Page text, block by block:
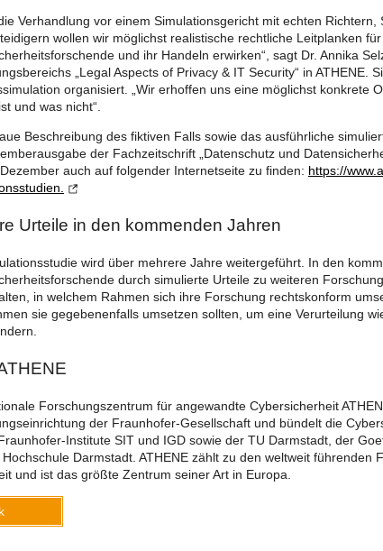
die Verhandlung vor einem Simulationsgericht mit echten Richtern,
wollen wir möglichst realistische rechtliche Leitplanken für
und ihr Handeln erwirken“, sagt Dr. Annika
„Legal Aspects of Privacy & IT Security“ in ATHENE.
organisiert. „Wir erhoffen uns eine möglichst konkrete
und was nicht“.
Beschreibung des fiktiven Falls sowie das ausführliche
der Fachzeitschrift „Datenschutz und
auch auf folgender Internetseite zu finden: https://
Urteile in den kommenden Jahren
wird über mehrere Jahre weitergeführt. In den
durch simulierte Urteile zu weiteren
in welchem Rahmen sich ihre Forschung rechtskonform
sie gegebenenfalls umsetzen sollten, um eine Verurteilung
Forschungszentrum für angewandte Cybersicherheit
der Fraunhofer-Gesellschaft und bündelt die
Institute SIT und IGD sowie der TU Darmstadt, der
Darmstadt. ATHENE zählt zu den weltweit führenden
und ist das größte Zentrum seiner Art in Europa.